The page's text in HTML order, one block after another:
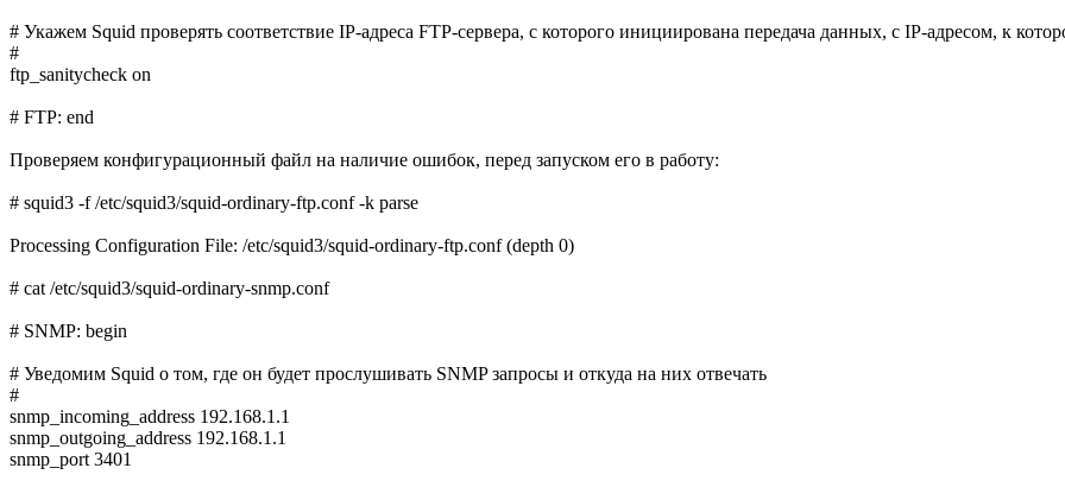
# Укажем Squid проверять соответствие IP-адреса FTP-сервера, с которого инициирована передача данных, с IP-адресом, к
#
ftp_sanitycheck on
# FTP: end
Проверяем конфигурационный файл на наличие ошибок, перед запуском его в работу:
# squid3 -f /etc/squid3/squid-ordinary-ftp.conf -k parse
Processing Configuration File: /etc/squid3/squid-ordinary-ftp.conf (depth 0)
# cat /etc/squid3/squid-ordinary-snmp.conf
# SNMP: begin
# Уведомим Squid о том, где он будет прослушивать SNMP запросы и откуда на них отвечать
#
snmp_incoming_address 192.168.1.1
snmp_outgoing_address 192.168.1.1
snmp_port 3401